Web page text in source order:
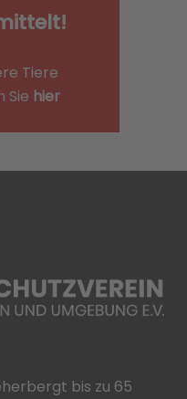
Tiere
Sie hier
bis zu 65